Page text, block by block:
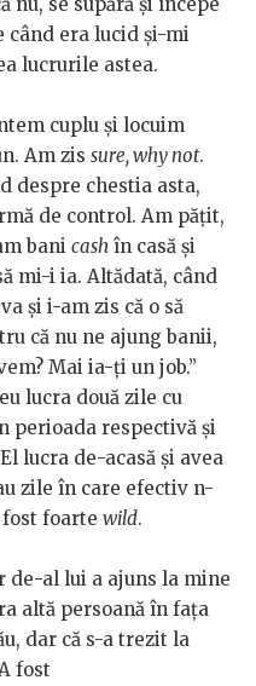
când era lucid și-mi
lucrurile astea.
cuplu și locuim
Am zis sure, why not.
despre chestia asta,
de control. Am pățit,
bani cash în casă și
mi-i ia. Altădată, când
și i-am zis că o să
că nu ne ajung banii,
Mai ia-ți un job.”
lucra două zile cu
perioada respectivă și
lucra de-acasă și avea
zile în care efectiv n-
foarte wild.
de-al lui a ajuns la mine
altă persoană în fața
dar că s-a trezit la
fost